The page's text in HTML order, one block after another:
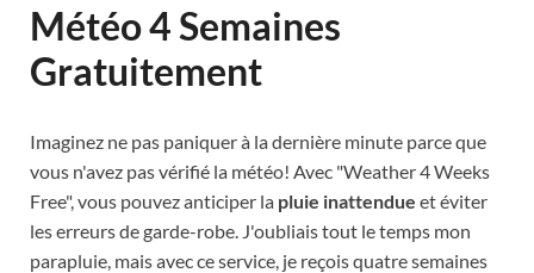
Météo 4 Semaines
Gratuitement
Imaginez ne pas paniquer à la dernière minute parce que
vous n'avez pas vérifié la météo! Avec "Weather 4 Weeks
Free", vous pouvez anticiper la pluie inattendue et éviter
les erreurs de garde-robe. J'oubliais tout le temps mon
parapluie, mais avec ce service, je reçois quatre semaines